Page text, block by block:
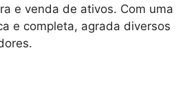
e venda de ativos. Com uma
e completa, agrada diversos